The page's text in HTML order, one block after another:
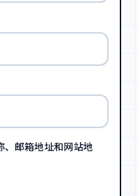
、邮箱地址和网站地